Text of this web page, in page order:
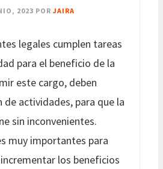
2023 POR JAIRA
legales cumplen tareas
para el beneficio de la
este cargo, deben
de actividades, para que la
sin inconvenientes.
muy importantes para
los beneficios